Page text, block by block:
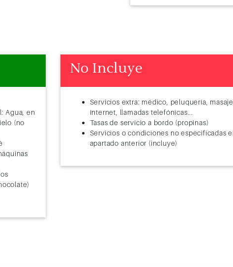
Agua, en
(no
No Incluye
Servicios extra: médico, peluquería,
internet, llamadas telefónicas...
Tasas de servicio a bordo (propinas)
Servicios o condiciones no especificadas
apartado anterior (incluye)